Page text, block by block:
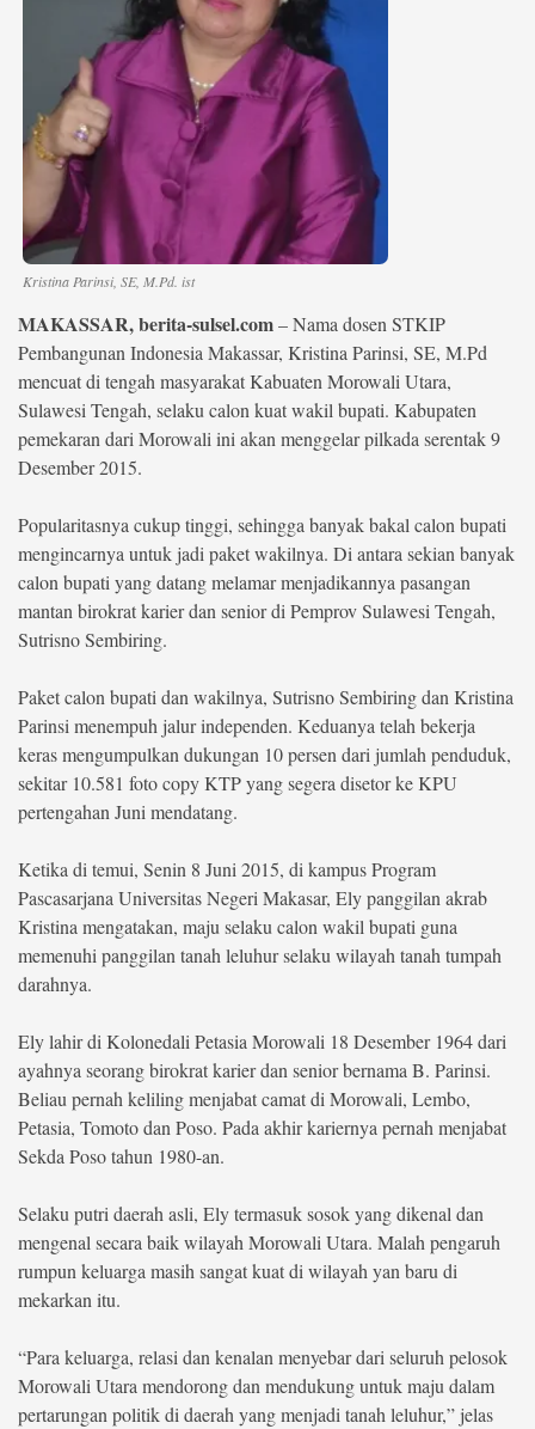
Kristina Parinsi, SE, M.Pd. ist
MAKASSAR, berita-sulsel.com– Nama dosen STKIP
Pembangunan Indonesia Makassar, Kristina Parinsi, SE, M.Pd
mencuat di tengah masyarakat Kabuaten Morowali Utara,
Sulawesi Tengah, selaku calon kuat wakil bupati. Kabupaten
pemekaran dari Morowali ini akan menggelar pilkada serentak 9
Desember 2015.
Popularitasnya cukup tinggi, sehingga banyak bakal calon bupati
mengincarnya untuk jadi paket wakilnya. Di antara sekian banyak
calon bupati yang datang melamar menjadikannya pasangan
mantan birokrat karier dan senior di Pemprov Sulawesi Tengah,
Sutrisno Sembiring.
Paket calon bupati dan wakilnya, Sutrisno Sembiring dan Kristina
Parinsi menempuh jalur independen. Keduanya telah bekerja
keras mengumpulkan dukungan 10 persen dari jumlah penduduk,
sekitar 10.581 foto copy KTP yang segera disetor ke KPU
pertengahan Juni mendatang.
Ketika di temui, Senin 8 Juni 2015, di kampus Program
Pascasarjana Universitas Negeri Makasar, Ely panggilan akrab
Kristina mengatakan, maju selaku calon wakil bupati guna
memenuhi panggilan tanah leluhur selaku wilayah tanah tumpah
darahnya.
Ely lahir di Kolonedali Petasia Morowali 18 Desember 1964 dari
ayahnya seorang birokrat karier dan senior bernama B. Parinsi.
Beliau pernah keliling menjabat camat di Morowali, Lembo,
Petasia, Tomoto dan Poso. Pada akhir kariernya pernah menjabat
Sekda Poso tahun 1980-an.
Selaku putri daerah asli, Ely termasuk sosok yang dikenal dan
mengenal secara baik wilayah Morowali Utara. Malah pengaruh
rumpun keluarga masih sangat kuat di wilayah yan baru di
mekarkan itu.
“Para keluarga, relasi dan kenalan menyebar dari seluruh pelosok
Morowali Utara mendorong dan mendukung untuk maju dalam
pertarungan politik di daerah yang menjadi tanah leluhur,” jelas